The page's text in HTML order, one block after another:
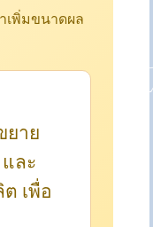
เพิ่มขนาดผล
ยาย
ละ
เพื่อ